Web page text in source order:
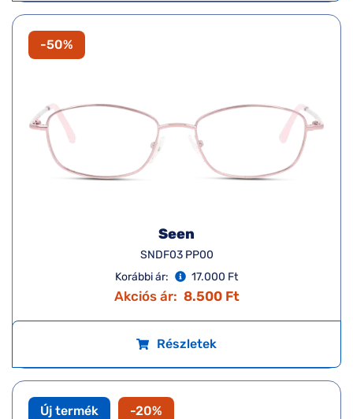
-50%
Seen
SNDF03 PP00
Korábbi ár:
17.000 Ft
Akciós ár: 8.500 Ft
Részletek
Új termék -20%